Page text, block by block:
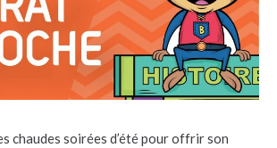
chaudes soirées d’été pour offrir son